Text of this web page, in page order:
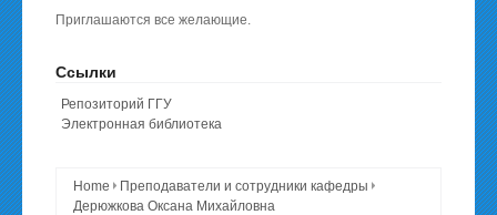
Приглашаются все желающие.
Ссылки
Репозиторий ГГУ
Электронная библиотека
Home
Преподаватели и сотрудники кафедры
Дерюжкова Оксана Михайловна